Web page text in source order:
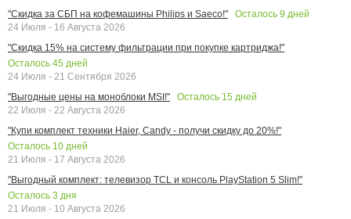
"Скидка за СБП на кофемашины Philips и Saeco!"
Осталось 9 дней
24 Июля - 16 Августа 2026
"Скидка 15% на систему фильтрации при покупке картриджа!"
Осталось 45 дней
24 Июля - 21 Сентября 2026
"Выгодные цены на моноблоки MSI!"
Осталось 15 дней
22 Июля - 22 Августа 2026
"Купи комплект техники Haier, Candy - получи скидку до 20%!"
Осталось 10 дней
21 Июля - 17 Августа 2026
"Выгодный комплект: телевизор TCL и консоль PlayStation 5 Slim!"
Осталось 3 дня
21 Июля - 10 Августа 2026